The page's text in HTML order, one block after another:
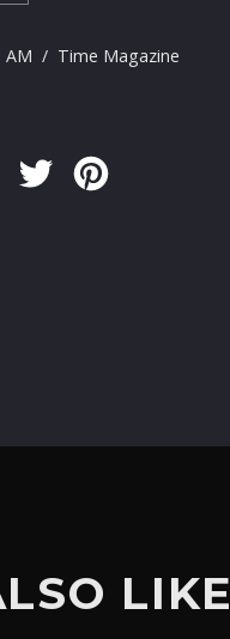
AM / Time Magazine
Copy
Twitter
LIKE